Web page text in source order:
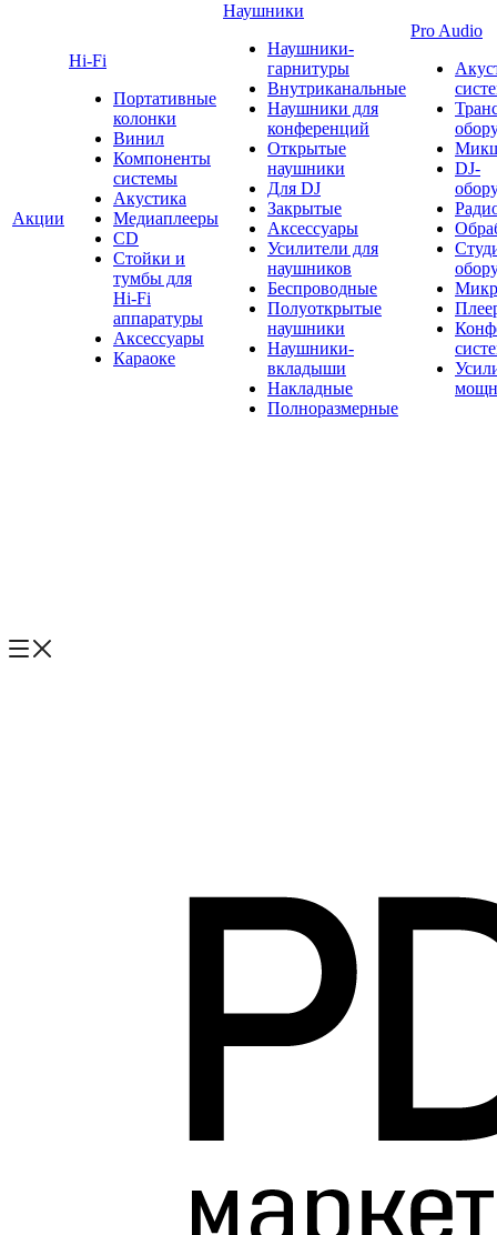
Акции
Hi-Fi
Портативные
колонки
Винил
Компоненты
системы
Акустика
Медиаплееры
CD
Стойки и
тумбы для
Hi-Fi
аппаратуры
Аксессуары
Караоке
Наушники
Наушники-
гарнитуры
Внутриканальные
Наушники для
конференций
Открытые
наушники
Для DJ
Закрытые
Аксессуары
Усилители для
наушников
Беспроводные
Полуоткрытые
наушники
Наушники-
вкладыши
Накладные
Полноразмерные
Pro Audio
DJ-